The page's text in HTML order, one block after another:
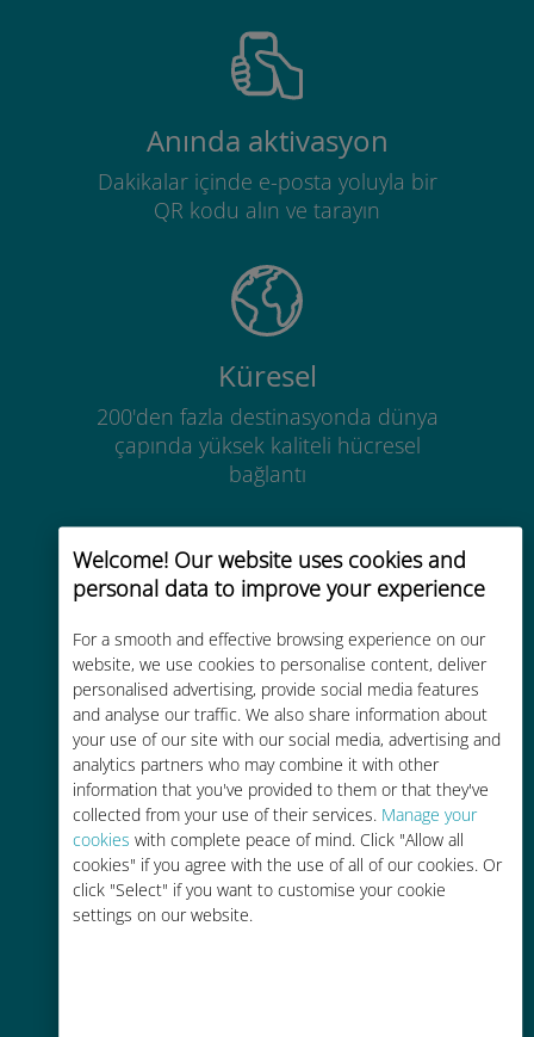
Welcome! Our website uses cookies and
personal data to improve your experience
For a smooth and effective browsing experience on our
website, we use cookies to personalise content, deliver
personalised advertising, provide social media features
and analyse our traffic. We also share information about
your use of our site with our social media, advertising and
analytics partners who may combine it with other
information that you've provided to them or that they've
collected from your use of their services. Manage your
cookies with complete peace of mind. Click "Allow all
cookies" if you agree with the use of all of our cookies. Or
click "Select" if you want to customise your cookie
settings on our website.
Anında aktivasyon
Dakikalar içinde e-posta yoluyla bir
QR kodu alın ve tarayın
Küresel
200'den fazla destinasyonda dünya
çapında yüksek kaliteli hücresel
bağlantı
Uygun maliyetli
Mevcut operatörünüzle dolaşım
ücretlerinden %90'a kadar daha
ucuz
Kolay doldurma